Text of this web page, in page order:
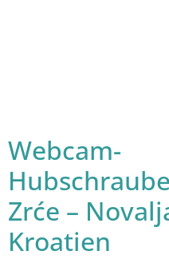
Webcam-
Zrće –
Kroatien